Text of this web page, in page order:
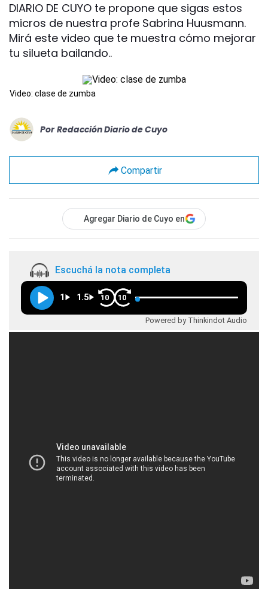
DIARIO DE CUYO te propone que sigas estos
micros de nuestra profe Sabrina Huusmann.
Mirá este video que te muestra cómo mejorar
tu silueta bailando..
Video: clase de zumba
Por Redacción Diario de Cuyo
Compartir
Agregar Diario de Cuyo en
Escuchá la nota completa
1 1.5 10 10
Powered by Thinkindot Audio